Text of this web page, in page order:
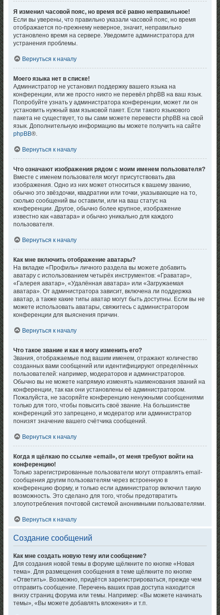
Я изменил часовой пояс, но время всё равно неправильное!
Если вы уверены, что правильно указали часовой пояс, но время
отображается по-прежнему неверное, значит, неправильно
установлено время на сервере. Уведомите администратора для
устранения проблемы.
Вернуться к началу
Моего языка нет в списке!
Администратор не установил поддержку вашего языка на
конференции, или же просто никто не перевёл phpBB на ваш язык.
Попробуйте узнать у администратора конференции, может ли он
установить нужный вам языковой пакет. Если такого языкового
пакета не существует, то вы сами можете перевести phpBB на свой
язык. Дополнительную информацию вы можете получить на сайте
phpBB®.
Вернуться к началу
Что означают изображения рядом с моим именем пользователя?
Вместе с именем пользователя могут присутствовать два
изображения. Одно из них может относиться к вашему званию,
обычно это звёздочки, квадратики или точки, указывающие на то,
сколько сообщений вы оставили, или на ваш статус на
конференции. Другое, обычно более крупное, изображение
известно как «аватара» и обычно уникально для каждого
пользователя.
Вернуться к началу
Как мне включить отображение аватары?
На вкладке «Профиль» личного раздела вы можете добавить
аватару с использованием четырёх инструментов: «Граватар»,
«Галерея аватар», «Удалённая аватара» или «Загружаемая
аватара». От администратора зависит, включена ли поддержка
аватар, а также какие типы аватар могут быть доступны. Если вы не
можете использовать аватары, свяжитесь с администратором
конференции для выяснения причин.
Вернуться к началу
Что такое звание и как я могу изменить его?
Звания, отображаемые под вашим именем, отражают количество
созданных вами сообщений или идентифицируют определённых
пользователей: например, модераторов и администраторов.
Обычно вы не можете напрямую изменять наименования званий на
конференции, так как они установлены её администратором.
Пожалуйста, не засоряйте конференцию ненужными сообщениями
только для того, чтобы повысить своё звание. На большинстве
конференций это запрещено, и модератор или администратор
понизят значение вашего счётчика сообщений.
Вернуться к началу
Когда я щёлкаю по ссылке «email», от меня требуют войти на
конференцию!
Только зарегистрированные пользователи могут отправлять email-
сообщения другим пользователям через встроенную в
конференцию форму, и только если администратор включил такую
возможность. Это сделано для того, чтобы предотвратить
злоупотребления почтовой системой анонимными пользователями.
Вернуться к началу
Создание сообщений
Как мне создать новую тему или сообщение?
Для создания новой темы в форуме щёлкните по кнопке «Новая
тема». Для размещения сообщения в теме щёлкните по кнопке
«Ответить». Возможно, придётся зарегистрироваться, прежде чем
отправить сообщение. Перечень ваших прав доступа находится
внизу страниц форума или темы. Например: «Вы можете начинать
темы», «Вы можете добавлять вложения» и т.п.